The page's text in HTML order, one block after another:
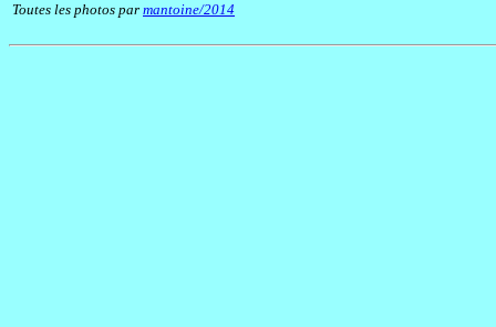
Toutes les photos par mantoine/2014